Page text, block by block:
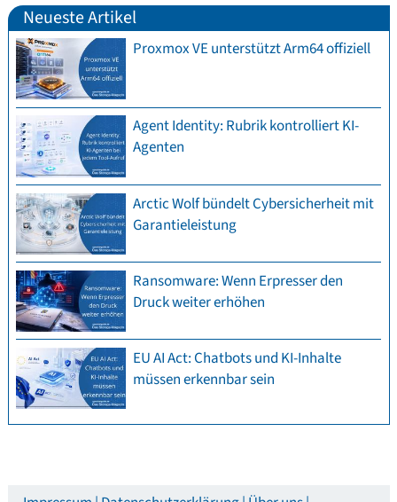
Neueste Artikel
Proxmox VE unterstützt Arm64 offiziell
Agent Identity: Rubrik kontrolliert KI-
Agenten
Arctic Wolf bündelt Cybersicherheit mit
Garantieleistung
Ransomware: Wenn Erpresser den
Druck weiter erhöhen
EU AI Act: Chatbots und KI-Inhalte
müssen erkennbar sein